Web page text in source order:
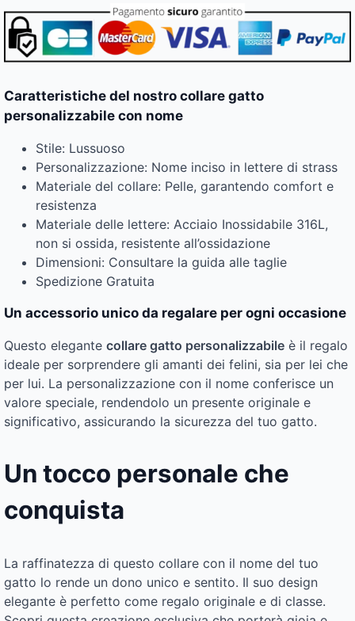
Caratteristiche del nostro collare gatto
personalizzabile con nome
Stile: Lussuoso
Personalizzazione: Nome inciso in lettere di strass
Materiale del collare: Pelle, garantendo comfort e
resistenza
Materiale delle lettere: Acciaio Inossidabile 316L,
non si ossida, resistente all’ossidazione
Dimensioni: Consultare la guida alle taglie
Spedizione Gratuita
Un accessorio unico da regalare per ogni occasione
Questo elegante collare gatto personalizzabile è il regalo
ideale per sorprendere gli amanti dei felini, sia per lei che
per lui. La personalizzazione con il nome conferisce un
valore speciale, rendendolo un presente originale e
significativo, assicurando la sicurezza del tuo gatto.
Un tocco personale che
conquista
La raffinatezza di questo collare con il nome del tuo
gatto lo rende un dono unico e sentito. Il suo design
elegante è perfetto come regalo originale e di classe.